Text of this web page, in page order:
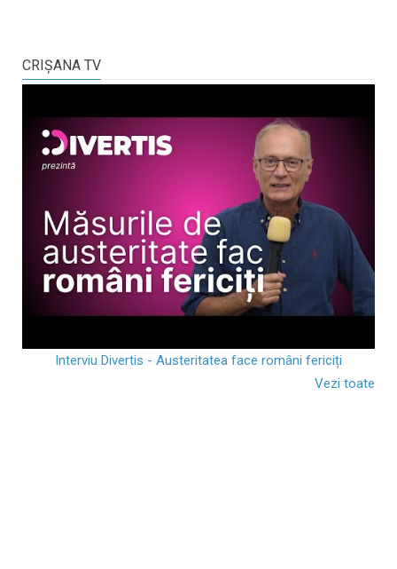
CRIŞANA TV
Interviu Divertis - Austeritatea face români fericiți
Vezi toate